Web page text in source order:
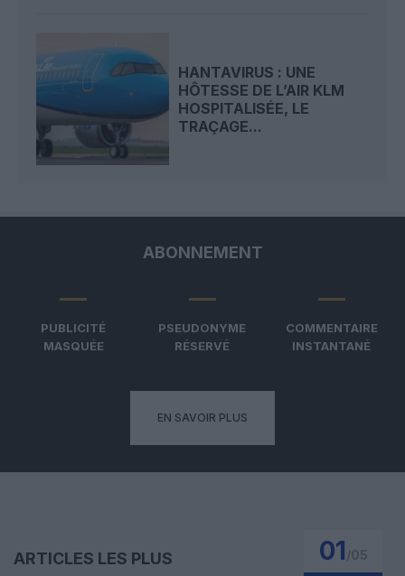
HANTAVIRUS : UNE
HÔTESSE DE L’AIR KLM
HOSPITALISÉE, LE
TRAÇAGE...
ABONNEMENT
PUBLICITÉ
MASQUÉE
PSEUDONYME
RÉSERVÉ
COMMENTAIRE
INSTANTANÉ
EN SAVOIR PLUS
ARTICLES LES PLUS
01